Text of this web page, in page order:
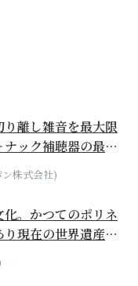
り離し雑音を最大限
ック補聴器の最上
株式会社)
。かつてのポリネ
現在の世界遺産か